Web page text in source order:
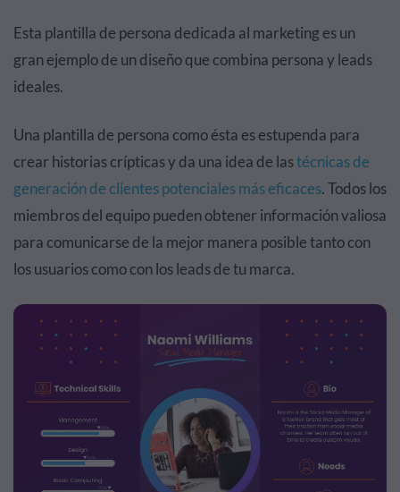
Esta plantilla de persona dedicada al marketing es un
gran ejemplo de un diseño que combina persona y leads
ideales.
Una plantilla de persona como ésta es estupenda para
crear historias crípticas y da una idea de lastécnicas de
generación de clientes potenciales más eficaces. Todos los
miembros del equipo pueden obtener información valiosa
para comunicarse de la mejor manera posible tanto con
los usuarios como con los leads de tu marca.